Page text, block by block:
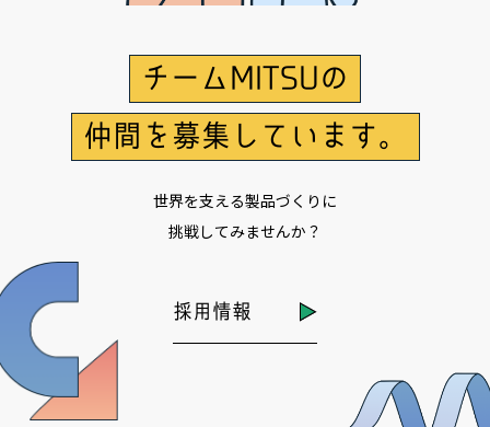
チームMITSUの
仲間を募集しています。
世界を支える製品づくりに
挑戦してみませんか？
採用情報